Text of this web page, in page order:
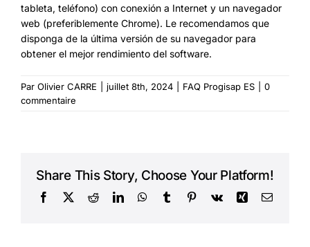
tableta, teléfono) con conexión a Internet y un navegador
web (preferiblemente Chrome). Le recomendamos que
disponga de la última versión de su navegador para
obtener el mejor rendimiento del software.
Par Olivier CARRE juillet 8th, 2024 FAQ Progisap ES
0
commentaire
Share This Story, Choose Your Platform!
Facebook
X RedditLinkedInWhatsApp
TumblrPinterest
Vk Xing Courriel